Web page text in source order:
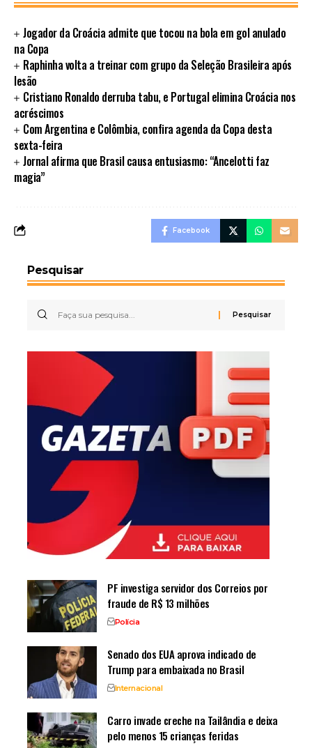
Jogador da Croácia admite que tocou na bola em gol anulado
na Copa
Raphinha volta a treinar com grupo da Seleção Brasileira após
lesão
Cristiano Ronaldo derruba tabu, e Portugal elimina Croácia nos
acréscimos
Com Argentina e Colômbia, confira agenda da Copa desta
sexta-feira
Jornal afirma que Brasil causa entusiasmo: “Ancelotti faz
magia”
Facebook
Pesquisar
PF investiga servidor dos Correios por
fraude de R$ 13 milhões
Polícia
Senado dos EUA aprova indicado de
Trump para embaixada no Brasil
Internacional
Carro invade creche na Tailândia e deixa
pelo menos 15 crianças feridas